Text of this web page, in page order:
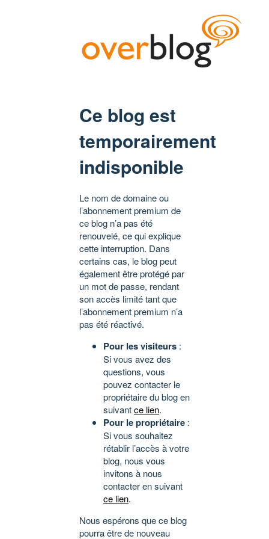
Ce blog est
temporairement
indisponible
Le nom de domaine ou
l’abonnement premium de
ce blog n’a pas été
renouvelé, ce qui explique
cette interruption. Dans
certains cas, le blog peut
également être protégé par
un mot de passe, rendant
son accès limité tant que
l’abonnement premium n’a
pas été réactivé.
Pour les visiteurs :
Si vous avez des
questions, vous
pouvez contacter le
propriétaire du blog en
suivantce lien.
Pour le propriétaire :
Si vous souhaitez
rétablir l’accès à votre
blog, nous vous
invitons à nous
contacter en suivant
ce lien.
Nous espérons que ce blog
pourra être de nouveau